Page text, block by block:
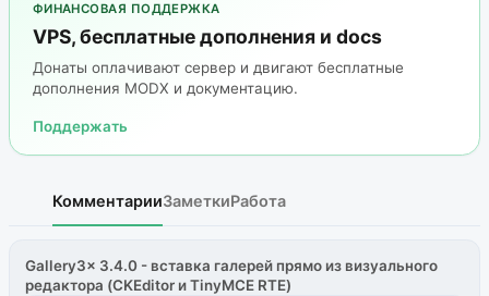
ФИНАНСОВАЯ ПОДДЕРЖКА
VPS, бесплатные дополнения и docs
Донаты оплачивают сервер и двигают бесплатные
дополнения MODX и документацию.
Поддержать
КомментарииЗаметкиРабота
Gallery3x 3.4.0 - вставка галерей прямо из визуального
редактора (CKEditor и TinyMCE RTE)